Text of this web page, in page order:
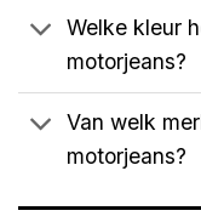
Welke kleur
motorjeans?
Van welk
motorjeans?